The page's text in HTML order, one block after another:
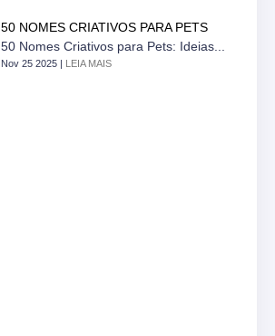
50 NOMES CRIATIVOS PARA PETS
50 Nomes Criativos para Pets: Ideias...
Nov 25 2025 | LEIA MAIS